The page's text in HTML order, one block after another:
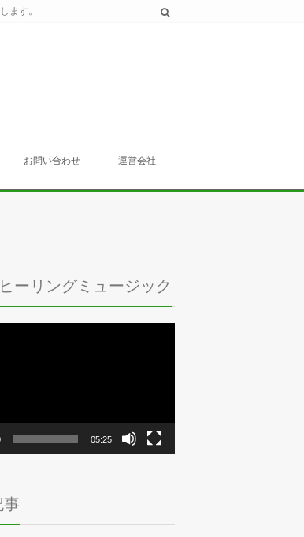
ます。
お問い合わせ 運営会社
ーリングミュージック
05:25
事